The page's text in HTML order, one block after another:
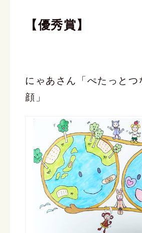
【優秀賞】
にゃあさん「ぺたっとつ
顔」